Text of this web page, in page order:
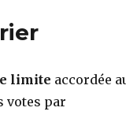
limite accordée
votes par